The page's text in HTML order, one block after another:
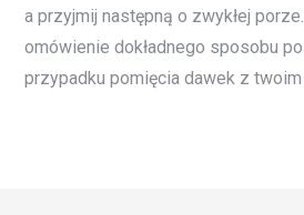
a przyjmij następną o zwykłej
omówienie dokładnego sposobu
przypadku pomięcia dawek z